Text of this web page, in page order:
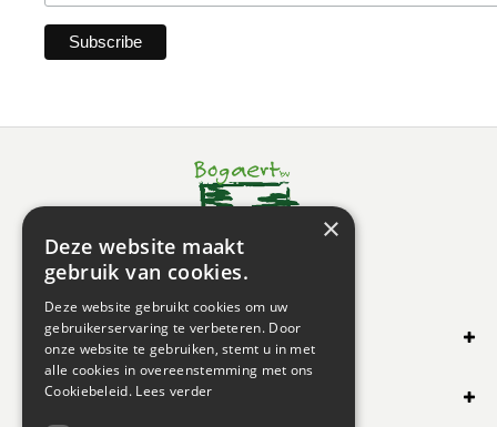
SHOP ONLINE
OVERIG
×
Deze website maakt
gebruik van cookies.
Deze website gebruikt cookies om uw
gebruikerservaring te verbeteren. Door
onze website te gebruiken, stemt u in met
alle cookies in overeenstemming met ons
Cookiebeleid. Lees verder